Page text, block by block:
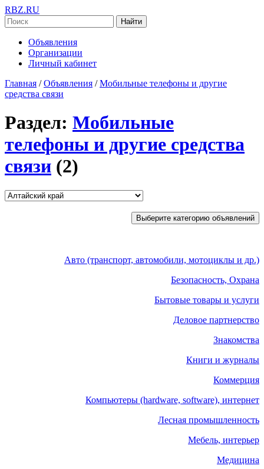
RBZ.RU
Найти
Объявления
Организации
Личный кабинет
Главная / Объявления / Мобильные телефоны и другие
средства связи
Раздел: Мобильные
телефоны и другие средства
связи (2)
Выберите категорию объявлений
Авто (транспорт, автомобили, мотоциклы и др.)
Безопасность, Охрана
Бытовые товары и услуги
Деловое партнерство
Знакомства
Книги и журналы
Коммерция
Компьютеры (hardware, software), интернет
Лесная промышленность
Мебель, интерьер
Медицина